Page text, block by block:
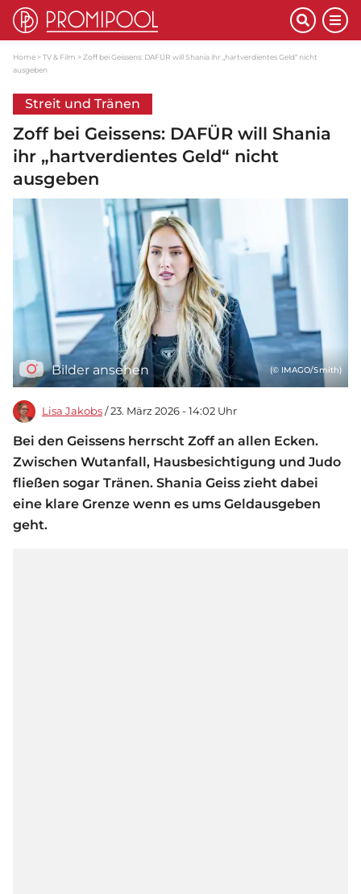
Home TV & Film
Zoff bei Geissens: DAFÜR will Shania ihr „hartverdientes Geld“ nicht
ausgeben
Streit und Tränen
Zoff bei Geissens: DAFÜR will Shania
ihr „hartverdientes Geld“ nicht
ausgeben
Bilder ansehen (© IMAGO/Smith)
Lisa Jakobs / 23. März 2026 - 14:02 Uhr
Bei den Geissens herrscht Zoff an allen Ecken.
Zwischen Wutanfall, Hausbesichtigung und Judo
fließen sogar Tränen. Shania Geiss zieht dabei
eine klare Grenze wenn es ums Geldausgeben
geht.